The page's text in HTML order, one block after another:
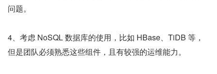
问题。
4、考虑 NoSQL 数据库的使用，比如 HBase、TiDB 等，
但是团队必须熟悉这些组件，且有较强的运维能力。